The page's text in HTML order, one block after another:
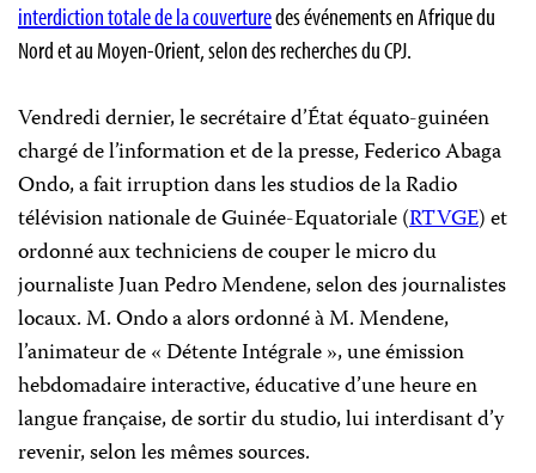
interdiction totale de la couverturedes événementsen Afrique du
Nord et au Moyen-Orient, selon des recherches du CPJ.
Vendredi dernier, le secrétaire d’État équato-guinéen
chargé de l’information et de la presse, Federico Abaga
Ondo, a fait irruption dans les studios de laRadio
télévision nationale deGuinée-Equatoriale(RTVGE) et
ordonné aux techniciens de couper le micro du
journaliste Juan Pedro Mendene, selon des journalistes
locaux. M. Ondo a alors ordonné à M. Mendene,
l’animateur de « Détente Intégrale », une émission
hebdomadaire interactive, éducative d’une heure en
langue française, de sortir du studio, lui interdisant d’y
revenir, selon les mêmes sources.